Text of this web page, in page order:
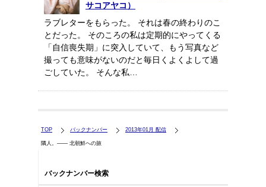
サコアヤコ）
ラブレターをもらった。 それは春の終わりのこ
とだった。 そのころの私は定期的にやってくる
「自信喪失期」に突入していて、もう写真など
撮っても意味がないのだと毎日くよくよして過
ごしていた。 そんな私…
TOP バックナンバー 2013年01月 配信
隣人。―― 北朝鮮への旅
バックナンバー検索